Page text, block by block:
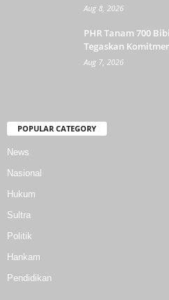
Aug 8, 2026
PHR Tanam 700
Tegaskan
Aug 7, 2026
POPULAR CATEGORY
News
Nasional
Hukum
Sultra
Politik
Hankam
Pendidikan